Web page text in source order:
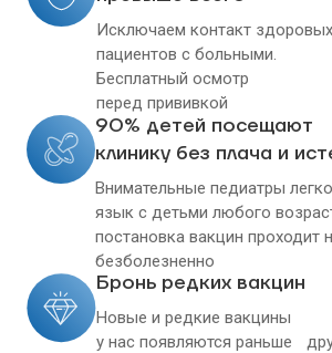
Исключаем контакт здоровых
пациентов с больными.
Бесплатный осмотр
перед прививкой
90% детей посещают
клинику без плача и
Внимательные педиатры
язык с детьми любого
постановка вакцин проходит
безболезненно
Бронь редких вакцин
Новые и редкие вакцины
у нас появляются раньше